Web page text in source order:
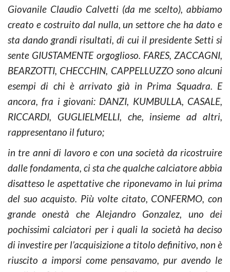
Giovanile Claudio Calvetti (da me scelto), abbiamo
creato e costruito dal nulla, un settore che ha dato e
sta dando grandi risultati, di cui il presidente Setti si
sente GIUSTAMENTE orgoglioso. FARES, ZACCAGNI,
BEARZOTTI, CHECCHIN, CAPPELLUZZO sono alcuni
esempi di chi è arrivato già in Prima Squadra. E
ancora, fra i giovani: DANZI, KUMBULLA, CASALE,
RICCARDI, GUGLIELMELLI, che, insieme ad altri,
rappresentano il futuro;
in tre anni di lavoro e con una società da ricostruire
dalle fondamenta, ci sta che qualche calciatore abbia
disatteso le aspettative che riponevamo in lui prima
del suo acquisto. Più volte citato, CONFERMO, con
grande onestà che Alejandro Gonzalez, uno dei
pochissimi calciatori per i quali la società ha deciso
di investire per l’acquisizione a titolo definitivo, non è
riuscito a imporsi come pensavamo, pur avendo le